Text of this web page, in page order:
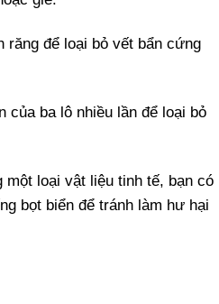
răng để loại bỏ vết bẩn cứng
của ba lô nhiều lần để loại bỏ
một loại vật liệu tinh tế, bạn có
bọt biển để tránh làm hư hại